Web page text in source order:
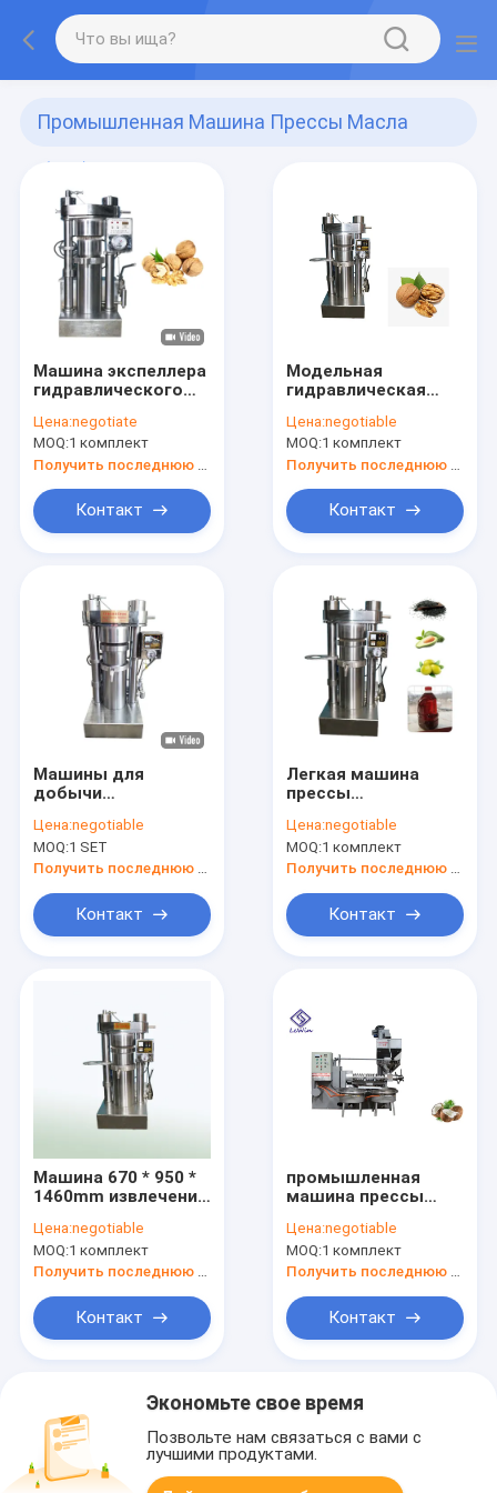
Промышленная Машина Прессы Масла
Машина экспеллера
гидравлического
масла прессы
давления
деятельности 60
Мпа холодная
Цена:negotiate
MOQ:1 комплект
Контакт
Модельная
гидравлическая
масла льняного
семени машины
прессы масла
мустарда 250
Цена:negotiable
MOQ:1 комплект
Контакт
Машины для
добычи
60 МПа,
маслопрессер с
сплавным
Цена:negotiable
MOQ:1 SET
Контакт
Легкая машина
прессы
масла экстрактора
масла пользы для
масла сезама
Цена:negotiable
MOQ:1 комплект
Контакт
Машина 670 * 950 *
1460mm извлечения
автоматического
холодного
экстрактора масла
Цена:negotiable
MOQ:1 комплект
Получить последнюю цену
Контакт
промышленная
машина прессы
высокая
эффективность
машины извлечения
Цена:negotiable
MOQ:1 комплект
Получить последнюю цену
Контакт
Экономьте свое время
Позвольте нам связаться с вами с
лучшими продуктами.